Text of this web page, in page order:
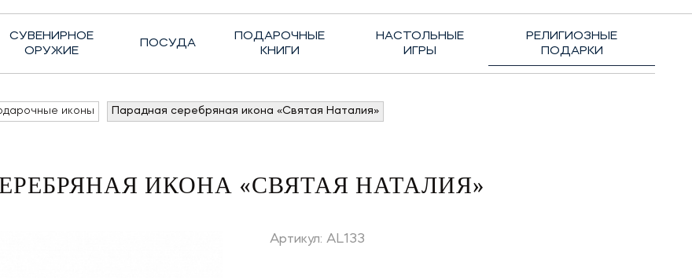
СУВЕНИРНОЕ
ОРУЖИЕ
ПОСУДА
ПОДАРОЧНЫЕ
КНИГИ
НАСТОЛЬНЫЕ
ИГРЫ
РЕЛИГИОЗНЫЕ
ПОДАРКИ
иконы Парадная серебряная икона «Святая Наталия»
ИКОНА «СВЯТАЯ НАТАЛИЯ»
Артикул: AL133